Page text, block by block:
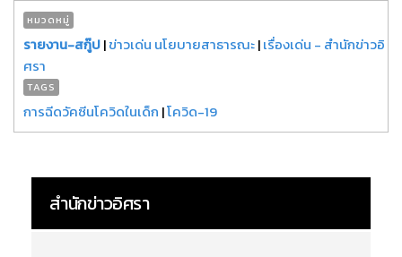
หมวดหมู่
รายงาน-สกู๊ป|ข่าวเด่น นโยบายสาธารณะ|เรื่องเด่น - สำนักข่าวอิ
ศรา
TAGS
การฉีดวัคซีนโควิดในเด็ก |โควิด-19
สำนักข่าวอิศรา